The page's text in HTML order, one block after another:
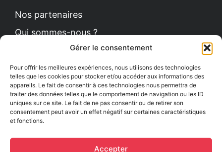
Gérer le consentement
Pour offrir les meilleures expériences, nous utilisons des technologies
telles que les cookies pour stocker et/ou accéder aux informations des
appareils. Le fait de consentir à ces technologies nous permettra de
traiter des données telles que le comportement de navigation ou les ID
uniques sur ce site. Le fait de ne pas consentir ou de retirer son
consentement peut avoir un effet négatif sur certaines caractéristiques
et fonctions.
Accepter
Nos partenaires
Qui sommes-nous ?
Politique de cookies
Le Petit News
Comment se procurer le guide ?